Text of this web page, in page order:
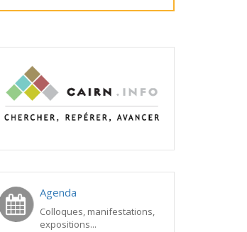
Agenda
Colloques, manifestations,
expositions...